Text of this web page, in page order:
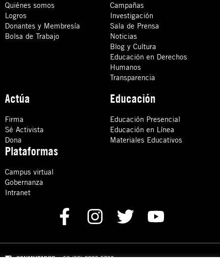
Quiénes somos
Logros
Donantes y Membresía
Bolsa de Trabajo
Campañas
Investigación
Sala de Prensa
Noticias
Blog y Cultura
Educación en Derechos
Humanos
Transparencia
Actúa
Firma
Sé Activista
Dona
Educación
Educación Presencial
Educación en Línea
Materiales Educativos
Plataformas
Campus virtual
Gobernanza
Intranet
CONMUTADOR: +52 (55) 8880 5730